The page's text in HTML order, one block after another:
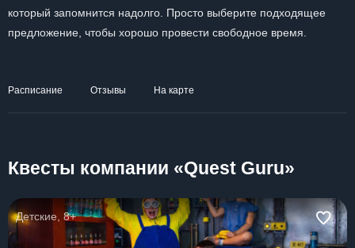
который запомнится надолго. Просто выберите подходящее
предложение, чтобы хорошо провести свободное время.
Расписание Отзывы На карте
Квесты компании «Quest Guru»
Детские, 8+